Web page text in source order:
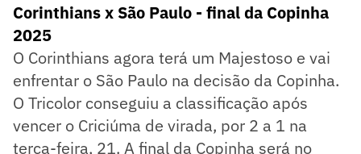
Corinthians x São Paulo - final da Copinha
2025
O Corinthians agora terá um Majestoso e vai
enfrentar o São Paulo na decisão da Copinha.
O Tricolor conseguiu a classificação após
vencer o Criciúma de virada, por 2 a 1 na
terça-feira, 21. A final da Copinha será no